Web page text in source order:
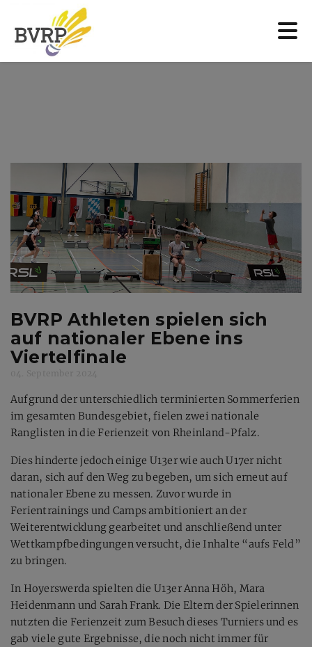
BVRP Athleten spielen sich
auf nationaler Ebene ins
Viertelfinale
Aufgrund der unterschiedlich terminierten Sommerferien
im gesamten Bundesgebiet, fielen zwei nationale
Ranglisten in die Ferienzeit von Rheinland-Pfalz.
Dies hinderte jedoch einige U13er wie auch U17er nicht
daran, sich auf den Weg zu begeben, um sich erneut auf
nationaler Ebene zu messen. Zuvor wurde in
Ferientrainings und Camps ambitioniert an der
Weiterentwicklung gearbeitet und anschließend unter
Wettkampfbedingungen versucht, die Inhalte “aufs Feld”
zu bringen.
In Hoyerswerda spielten die U13er Anna Höh, Mara
Heidenmann und Sarah Frank. Die Eltern der Spielerinnen
nutzten die Ferienzeit zum Besuch dieses Turniers und es
gab viele gute Ergebnisse, die noch nicht immer für